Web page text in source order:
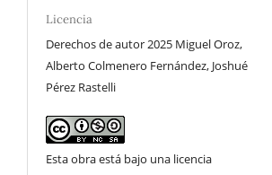
Licencia
Derechos de autor 2025 Miguel Oroz,
Alberto Colmenero Fernández, Joshué
Pérez Rastelli
Esta obra está bajo una licencia